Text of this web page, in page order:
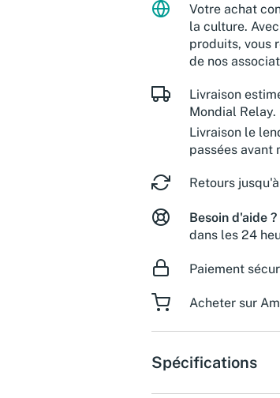
Votre achat
la culture.
produits, vous
de nos
Livraison
Mondial Relay.
Livraison le
passées avant
Retours
Besoin d'aide ?
dans les 24
Paiement
Acheter sur
Spécifications